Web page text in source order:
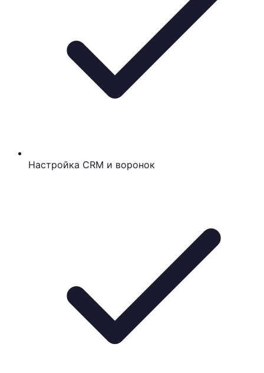
Настройка CRM и воронок